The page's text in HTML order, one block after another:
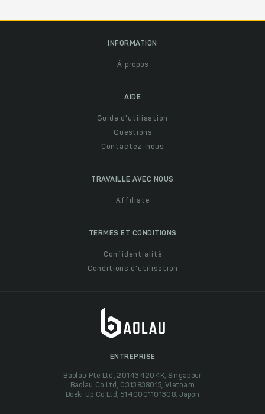
INFORMATION
À propos
AIDE
Guide d'utilisation
Questions
Contactez-nous
TRAVAILLE AVEC NOUS
Affiliate
TERMES ET CONDITIONS
Confidentialité
Conditions d'utilisation
ENTREPRISE
Baolau Pte Ltd, 201434204K, Singapour
Baolau Co Ltd, 0313838015, Vietnam
Boeki Up Co Ltd, 5140001101308, Japon